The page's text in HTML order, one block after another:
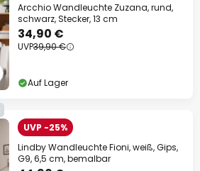
Arcchio Wandleuchte Zuzana, rund,
schwarz, Stecker, 13 cm
34,90 €
UVP39,90 €
Auf Lager
UVP -25%
Lindby Wandleuchte Fioni, weiß, Gips,
G9, 6,5 cm, bemalbar